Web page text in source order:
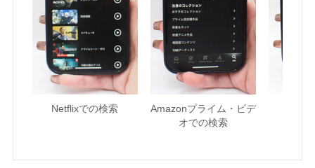
Netflixでの検索
Amazonプライム・ビデ
オでの検索